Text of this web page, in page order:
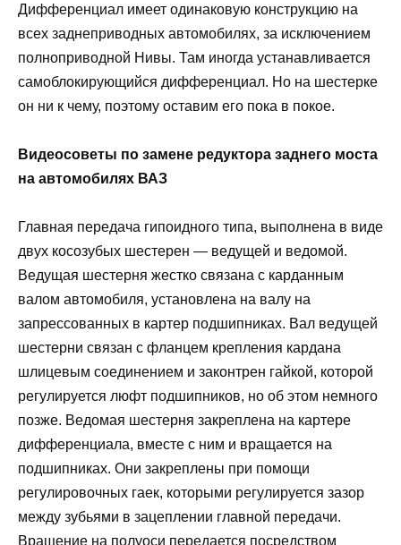
Дифференциал имеет одинаковую конструкцию на
всех заднеприводных автомобилях, за исключением
полноприводной Нивы. Там иногда устанавливается
самоблокирующийся дифференциал. Но на шестерке
он ни к чему, поэтому оставим его пока в покое.
Видеосоветы по замене редуктора заднего моста
на автомобилях ВАЗ
Главная передача гипоидного типа, выполнена в виде
двух косозубых шестерен — ведущей и ведомой.
Ведущая шестерня жестко связана с карданным
валом автомобиля, установлена на валу на
запрессованных в картер подшипниках. Вал ведущей
шестерни связан с фланцем крепления кардана
шлицевым соединением и законтрен гайкой, которой
регулируется люфт подшипников, но об этом немного
позже. Ведомая шестерня закреплена на картере
дифференциала, вместе с ним и вращается на
подшипниках. Они закреплены при помощи
регулировочных гаек, которыми регулируется зазор
между зубьями в зацеплении главной передачи.
Вращение на полуоси передается посредством